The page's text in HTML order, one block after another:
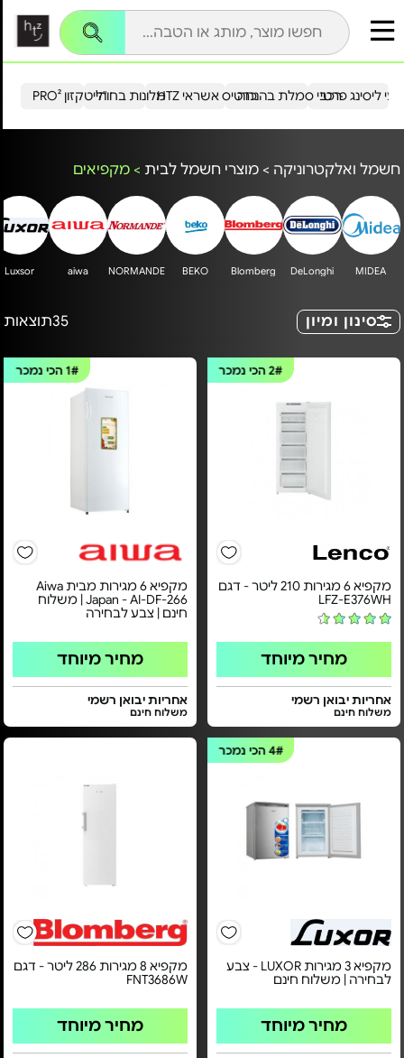
הייטקזון PRO²מלונות בחו"ל כרטיס אשראי HTZ ליסינג פרטירכבי סמלת בהנחה
חשמל ואלקטרוניקה > מוצרי חשמל לבית > מקפיאים
MIDEA
DeLonghi
Blomberg
BEKO
NORMANDE
aiwa
Luxsor
סינון ומיון 35תוצאות
2#הכי נמכר
מקפיא 6 מגירות 210 ליטר - דגם
LFZ-E376WH
מחיר מיוחד
אחריות יבואן רשמי
משלוח חינם
1#הכי נמכר
מקפיא 6 מגירות מבית Aiwa
Japan - AI-DF-266 | משלוח
חינם | צבע לבחירה
מחיר מיוחד
אחריות יבואן רשמי
משלוח חינם
4#הכי נמכר
מקפיא 3 מגירות LUXOR - צבע
לבחירה | משלוח חינם
מחיר מיוחד
מקפיא 8 מגירות 286 ליטר - דגם
FNT3686W
מחיר מיוחד